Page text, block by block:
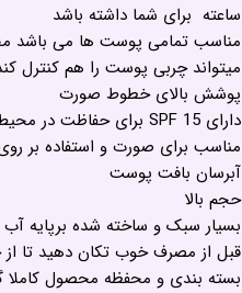
ساعته برای شما داشته باشد
مناسب تمامی پوست ها می باشد
میتواند چربی پوست را هم کنترل
پوشش بالای خطوط صورت
دارای SPF 15 برای حفاظت در محیط بیرونی
مناسب برای صورت و استفاده بر
آبرسان بافت پوست
حجم بالا
بسیار سبک و ساخته شده برپایه آب
قبل از مصرف خوب تکان دهید تا
بسته بندی و محفظه محصول کاملا